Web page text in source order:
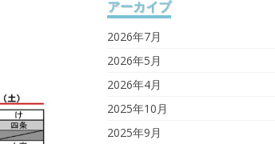
アーカイブ
2026年7月
2026年5月
2026年4月
2025年10月
2025年9月